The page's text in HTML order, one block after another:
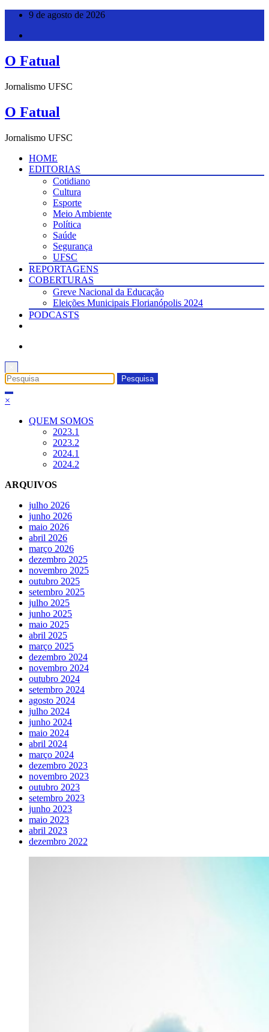
Pular
9 de agosto de 2026
O Fatual
Jornalismo UFSC
O Fatual
Jornalismo UFSC
HOME
EDITORIAS
Cotidiano
Cultura
Esporte
Meio Ambiente
Política
Saúde
Segurança
UFSC
REPORTAGENS
COBERTURAS
Greve Nacional da Educação
Eleições Municipais Florianópolis 2024
PODCASTS
×
QUEM SOMOS
2023.1
2023.2
2024.1
2024.2
ARQUIVOS
julho 2026
junho 2026
maio 2026
abril 2026
março 2026
dezembro 2025
novembro 2025
outubro 2025
setembro 2025
julho 2025
junho 2025
maio 2025
abril 2025
março 2025
dezembro 2024
novembro 2024
outubro 2024
setembro 2024
agosto 2024
julho 2024
junho 2024
maio 2024
abril 2024
março 2024
dezembro 2023
novembro 2023
outubro 2023
setembro 2023
junho 2023
maio 2023
abril 2023
dezembro 2022